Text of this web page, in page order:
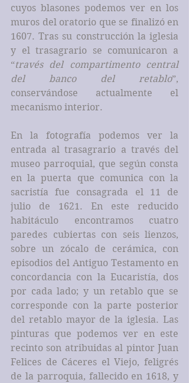
cuyos blasones podemos ver en los
muros del oratorio que se finalizó en
1607. Tras su construcción la iglesia
y el trasagrario se comunicaron a
“través del compartimento central
del banco del retablo”,
conservándose actualmente el
mecanismo interior.
En la fotografía podemos ver la
entrada al trasagrario a través del
museo parroquial, que según consta
en la puerta que comunica con la
sacristía fue consagrada el 11 de
julio de 1621. En este reducido
habitáculo encontramos cuatro
paredes cubiertas con seis lienzos,
sobre un zócalo de cerámica, con
episodios del Antiguo Testamento en
concordancia con la Eucaristía, dos
por cada lado; y un retablo que se
corresponde con la parte posterior
del retablo mayor de la iglesia. Las
pinturas que podemos ver en este
recinto son atribuidas al pintor Juan
Felices de Cáceres el Viejo, feligrés
de la parroquia, fallecido en 1618, y